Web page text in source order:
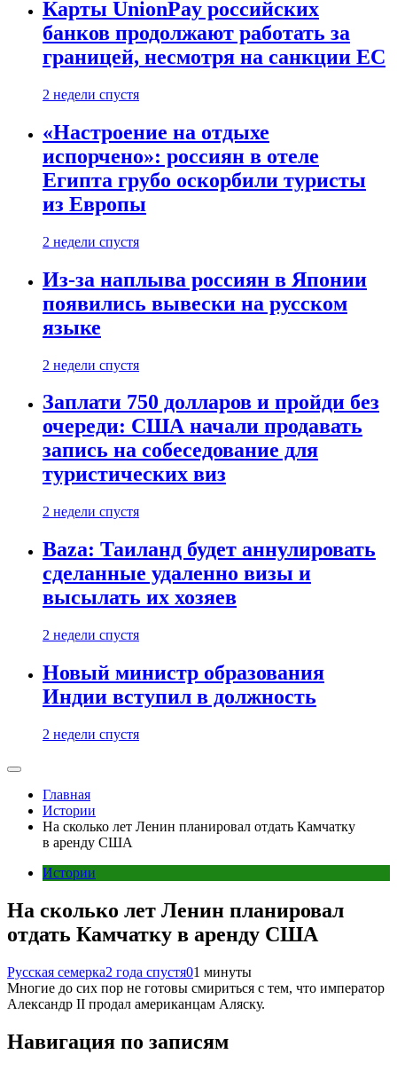
Карты UnionPay российских
банков продолжают работать за
границей, несмотря на санкции ЕС
2 недели спустя
«Настроение на отдыхе
испорчено»: россиян в отеле
Египта грубо оскорбили туристы
из Европы
2 недели спустя
Из-за наплыва россиян в Японии
появились вывески на русском
языке
2 недели спустя
Заплати 750 долларов и пройди без
очереди: США начали продавать
запись на собеседование для
туристических виз
2 недели спустя
Baza: Таиланд будет аннулировать
сделанные удаленно визы и
высылать их хозяев
2 недели спустя
Новый министр образования
Индии вступил в должность
2 недели спустя
Главная
Истории
На сколько лет Ленин планировал отдать Камчатку
в аренду США
Истории
На сколько лет Ленин планировал
отдать Камчатку в аренду США
Русская семерка2 года спустя01 минуты
Многие до сих пор не готовы смириться с тем, что император
Александр II продал американцам Аляску.
Навигация по записям